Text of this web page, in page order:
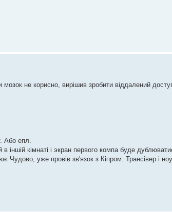
не корисно, вирішив зробити віддалений
Або епл.
кімнаті і экран первого компа буде
уже провів зв'язок з Кіпром. Трансівер і